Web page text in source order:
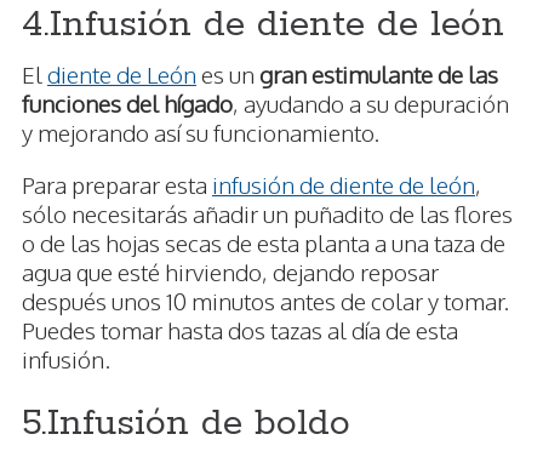
4.Infusión de diente de león
El diente de León es un gran estimulante de las
funciones del hígado, ayudando a su depuración
y mejorando así su funcionamiento.
Para preparar esta infusión de diente de león,
sólo necesitarás añadir un puñadito de las flores
o de las hojas secas de esta planta a una taza de
agua que esté hirviendo, dejando reposar
después unos 10 minutos antes de colar y tomar.
Puedes tomar hasta dos tazas al día de esta
infusión.
5.Infusión de boldo